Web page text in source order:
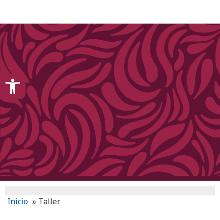
Inicio » Taller
Open toolbar